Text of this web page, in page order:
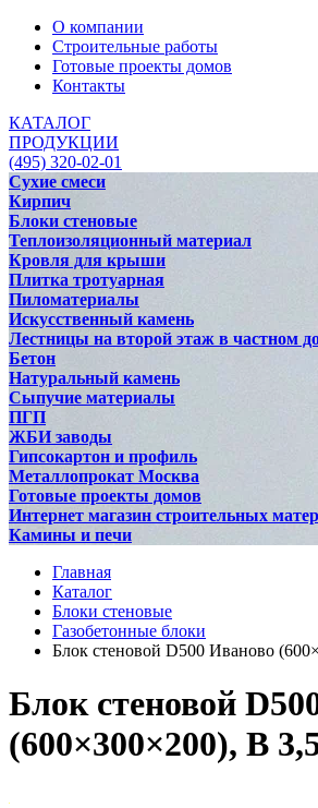
О компании
Строительные работы
Готовые проекты домов
Контакты
КАТАЛОГ
ПРОДУКЦИИ
(495) 320-02-01
Сухие смеси
Кирпич
Блоки стеновые
Теплоизоляционный материал
Кровля для крыши
Плитка тротуарная
Пиломатериалы
Искусственный камень
Лестницы на второй этаж в частном
Бетон
Натуральный камень
Сыпучие материалы
ПГП
ЖБИ заводы
Гипсокартон и профиль
Металлопрокат Москва
Готовые проекты домов
Интернет магазин строительных
Камины и печи
Главная
Каталог
Блоки стеновые
Газобетонные блоки
Блок стеновой D500 Иваново
Блок стеновой
(600×300×200), В